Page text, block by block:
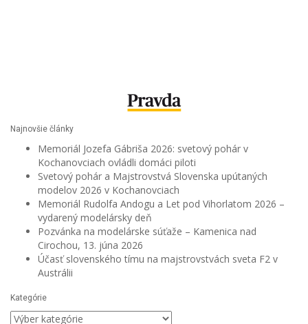
Najnovšie články
Memoriál Jozefa Gábriša 2026: svetový pohár v
Kochanovciach ovládli domáci piloti
Svetový pohár a Majstrovstvá Slovenska upútaných
modelov 2026 v Kochanovciach
Memoriál Rudolfa Andogu a Let pod Vihorlatom 2026 –
vydarený modelársky deň
Pozvánka na modelárske súťaže – Kamenica nad
Cirochou, 13. júna 2026
Účasť slovenského tímu na majstrovstvách sveta F2 v
Austrálii
Kategórie
Kategórie